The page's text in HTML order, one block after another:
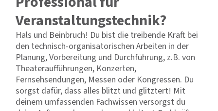
Veranstaltungstechnik?
Hals und Beinbruch! Du bist die treibende Kraft bei
den technisch-organisatorischen Arbeiten in der
Planung, Vorbereitung und Durchführung, z.B. von
Theateraufführungen, Konzerten,
Fernsehsendungen, Messen oder Kongressen. Du
sorgst dafür, dass alles blitzt und glitztert! Mit
deinem umfassenden Fachwissen versorgst du